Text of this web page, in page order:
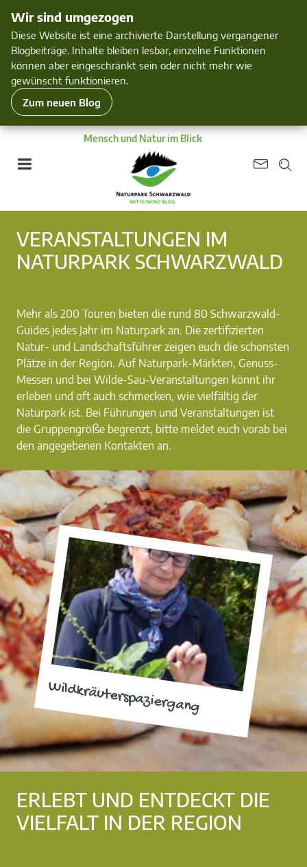
Wir sind umgezogen
Diese Website ist eine archivierte Darstellung vergangener
Blogbeiträge. Inhalte bleiben lesbar, einzelne Funktionen
können aber eingeschränkt sein oder nicht mehr wie
gewünscht funktionieren.
Zum neuen Blog
Mensch und Natur im Blick
Wildkräuterspaziergang
VERANSTALTUNGEN IM
NATURPARK SCHWARZWALD
Mehr als 200 Touren bieten die rund 80 Schwarzwald-
Guides jedes Jahr im Naturpark an. Die zertifizierten
Natur- und Landschaftsführer zeigen euch die schönsten
Plätze in der Region. Auf Naturpark-Märkten, Genuss-
Messen und bei Wilde-Sau-Veranstaltungen könnt ihr
erleben und oft auch schmecken, wie vielfältig der
Naturpark ist. Bei Führungen und Veranstaltungen ist
die Gruppengröße begrenzt, bitte meldet euch vorab bei
den angegebenen Kontakten an.
ERLEBT UND ENTDECKT DIE
VIELFALT IN DER REGION